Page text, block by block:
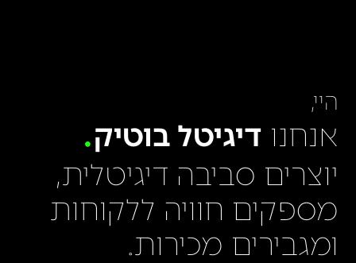
היי,
אנחנו דיגיטל בוטיק
יוצרים סביבה דיגיטלית,
מספקים חוויה ללקוחות
ומגבירים מכירות.